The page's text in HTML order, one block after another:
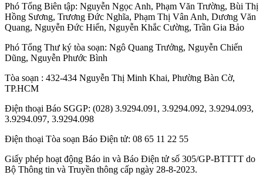
Phó Tổng Biên tập: Nguyễn Ngọc Anh, Phạm Văn Trường, Bùi Thị
Hồng Sương, Trương Đức Nghĩa, Phạm Thị Vân Anh, Dương Văn
Quang, Nguyễn Đức Hiển, Nguyễn Khắc Cường, Trần Gia Bảo
Phó Tổng Thư ký tòa soạn: Ngô Quang Trưởng, Nguyễn Chiến
Dũng, Nguyễn Phước Bình
Tòa soạn : 432-434 Nguyễn Thị Minh Khai, Phường Bàn Cờ,
TP.HCM
Điện thoại Báo SGGP: (028) 3.9294.091, 3.9294.092, 3.9294.093,
3.9294.097, 3.9294.098
Điện thoại Tòa soạn Báo Điện tử: 08 65 11 22 55
Giấy phép hoạt động Báo in và Báo Điện tử số 305/GP-BTTTT do
Bộ Thông tin và Truyền thông cấp ngày 28-8-2023.